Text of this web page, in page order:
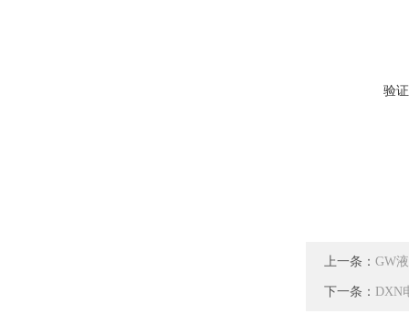
验
上一条： GW
下一条： DXN